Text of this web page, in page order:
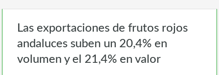
Las exportaciones de frutos rojos
andaluces suben un 20,4% en
volumen y el 21,4% en valor